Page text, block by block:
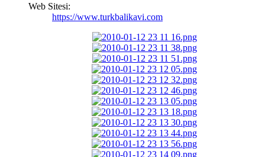
Web Sitesi:
https://www.turkbalikavi.com